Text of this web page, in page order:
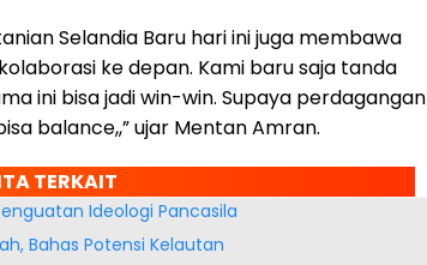
Selandia Baru hari ini juga membawa
ke depan. Kami baru saja tanda
ini bisa jadi win-win. Supaya perdagangan
balance,,” ujar Mentan Amran.
TERKAIT
Ideologi Pancasila
Bahas Potensi Kelautan